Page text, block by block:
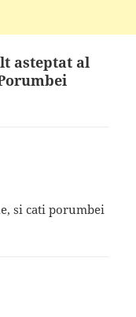
asteptat al
si cati porumbei